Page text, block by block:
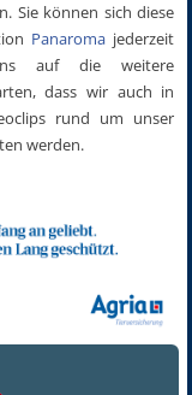
Sie können sich diese
Panaroma jederzeit
auf die weitere
dass wir auch in
rund um unser
werden.